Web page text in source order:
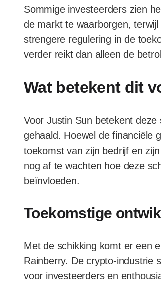
Sommige investeerders zien
de markt te waarborgen,
strengere regulering in de
verder reikt dan alleen de
Wat betekent dit
Voor Justin Sun betekent
gehaald. Hoewel de financiële
toekomst van zijn bedrijf en
nog af te wachten hoe deze
beïnvloeden.
Toekomstige
Met de schikking komt er een
Rainberry. De crypto-industrie
voor investeerders en